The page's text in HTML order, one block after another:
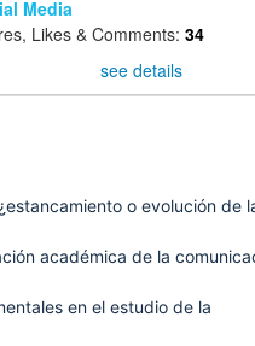
Media
Likes & Comments: 34
see details
o evolución de
académica de la
en el estudio de la